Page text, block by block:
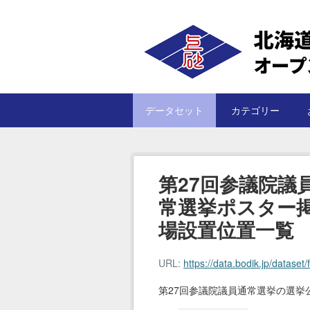
データセット カテゴリー
第27回参議院議
常選挙ポスター
場設置位置一覧
URL: https://data.bodik.jp/dataset/
第27回参議院議員通常選挙の選